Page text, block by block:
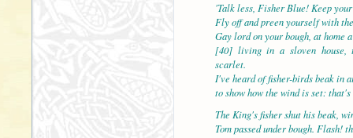
'Talk less, Fisher Blue! Keep
Fly off and preen yourself with
Gay lord on your bough, at home
[40] living in a sloven house,
scarlet.
I've heard of fisher-birds beak in
to show how the wind is set:
The King's fisher shut his beak,
Tom passed under bough. Flash!